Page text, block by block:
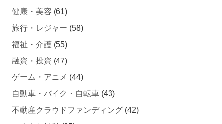
健康・美容 (61)
旅行・レジャー (58)
福祉・介護 (55)
融資・投資 (47)
ゲーム・アニメ (44)
自動車・バイク・自転車 (43)
不動産クラウドファンディング (42)